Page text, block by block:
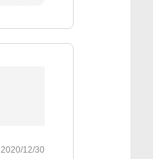
2020/12/30